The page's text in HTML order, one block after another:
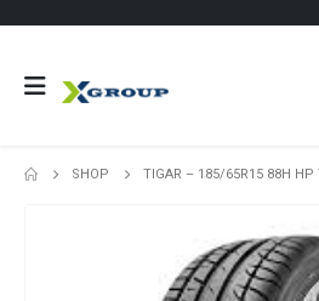
SHOP TIGAR – 185/65R15 88H HP